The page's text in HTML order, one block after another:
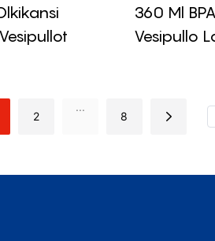
360 Ml
Vesipullo
Kansi
2
...
8